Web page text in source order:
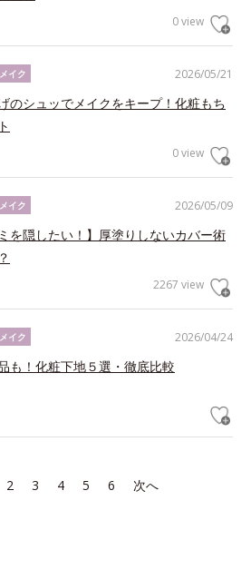
0 view
2026/05/21
イク
のシュッでメイクをキープ！化粧もち
0 view
2026/05/09
イク
ミを隠したい！】厚塗りしないカバー術
2267 view
2026/04/24
イク
も！化粧下地５選・徹底比較
2 3 4 5 6 次へ